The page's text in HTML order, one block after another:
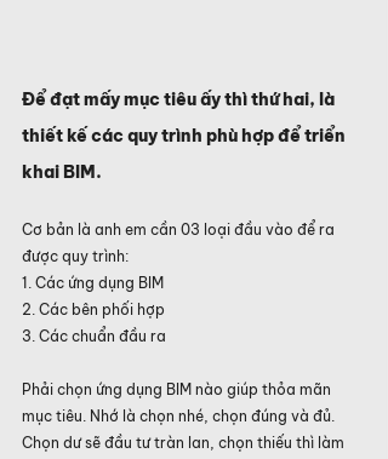
Để đạt mấy mục tiêu ấy thì thứ hai, là
thiết kế các quy trình phù hợp để triển
khai BIM.
Cơ bản là anh em cần 03 loại đầu vào để ra
được quy trình:
1. Các ứng dụng BIM
2. Các bên phối hợp
3. Các chuẩn đầu ra
Phải chọn ứng dụng BIM nào giúp thỏa mãn
mục tiêu. Nhớ là chọn nhé, chọn đúng và đủ.
Chọn dư sẽ đầu tư tràn lan, chọn thiếu thì làm